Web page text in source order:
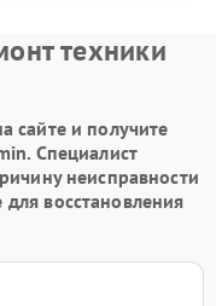
техники
сайте и получите
Специалист
неисправности
восстановления